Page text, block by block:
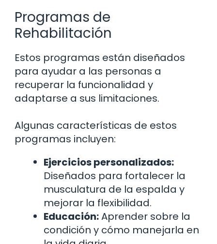
Programas de
Rehabilitación
Estos programas están diseñados
para ayudar a las personas a
recuperar la funcionalidad y
adaptarse a sus limitaciones.
Algunas características de estos
programas incluyen:
Ejercicios personalizados:
Diseñados para fortalecer la
musculatura de la espalda y
mejorar la flexibilidad.
Educación:Aprender sobre la
condición y cómo manejarla en